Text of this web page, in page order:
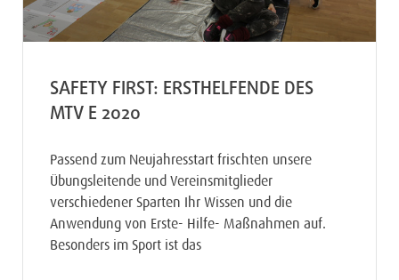
SAFETY FIRST: ERSTHELFENDE DES
MTV E 2020
Passend zum Neujahresstart frischten unsere
Übungsleitende und Vereinsmitglieder
verschiedener Sparten Ihr Wissen und die
Anwendung von Erste- Hilfe- Maßnahmen auf.
Besonders im Sport ist das